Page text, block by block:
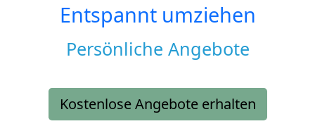
Entspannt umziehen
Persönliche Angebote
Kostenlose Angebote erhalten